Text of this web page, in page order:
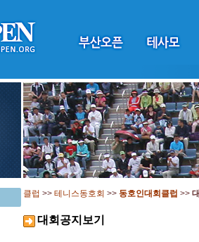
클럽 >> 테니스동호회 >> 동호인대회클럽 >>
대회공지보기